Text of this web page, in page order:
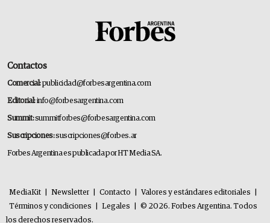
Contactos
Comercial:publicidad@forbesargentina.com
Editorial:info@forbesargentina.com
Summit:summitforbes@forbesargentina.com
Suscripciones:suscripciones@forbes.ar
Forbes Argentina es publicada por HT Media SA.
MediaKit Newsletter Contacto Valores y estándares editoriales
Términos y condiciones
Legales
© 2026. Forbes Argentina. Todos
los derechos reservados.